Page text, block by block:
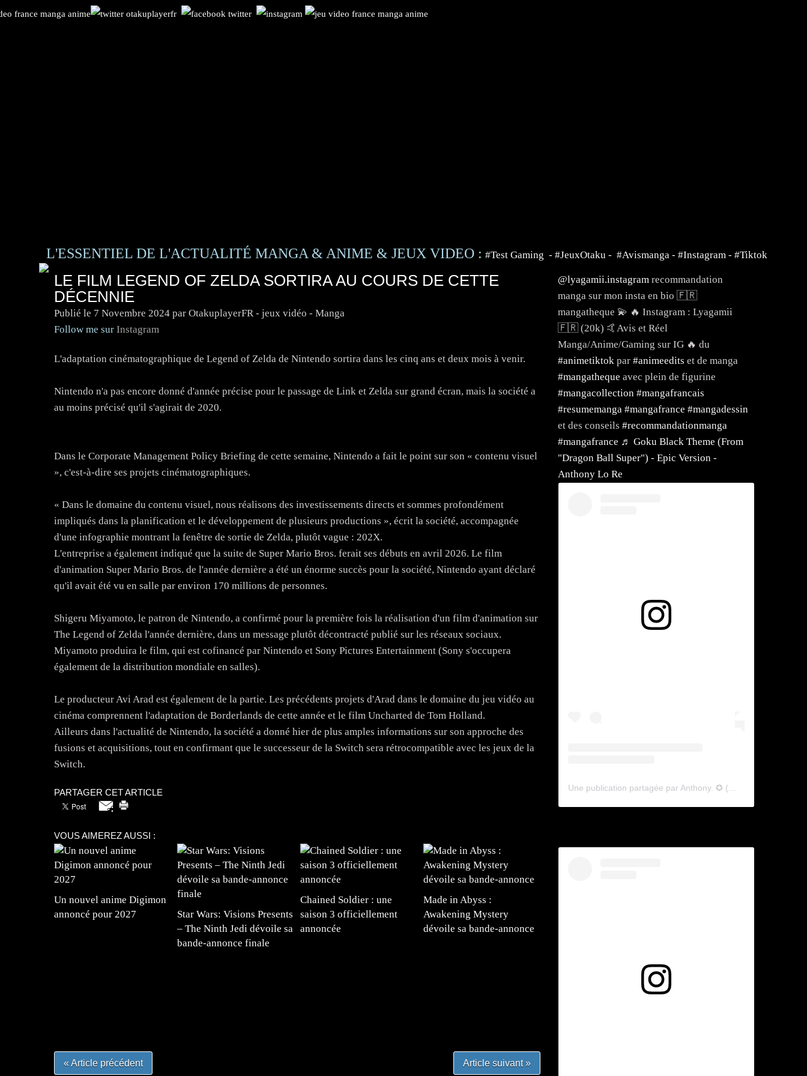
L'ESSENTIEL DE L'ACTUALITÉ MANGA & ANIME & JEUX VIDEO : #Test Gaming - #JeuxOtaku - #Avismanga - #Instagram - #Tiktok
LE FILM LEGEND OF ZELDA SORTIRA AU COURS DE CETTE
DÉCENNIE
Publié le 7 Novembre 2024par OtakuplayerFR - jeux vidéo - Manga
Follow me sur Instagram
L'adaptation cinématographique de Legend of Zelda de Nintendo sortira dans les cinq ans et deux mois à venir.
Nintendo n'a pas encore donné d'année précise pour le passage de Link et Zelda sur grand écran, mais la société a
au moins précisé qu'il s'agirait de 2020.
Dans le Corporate Management Policy Briefing de cette semaine, Nintendo a fait le point sur son « contenu visuel
», c'est-à-dire ses projets cinématographiques.
« Dans le domaine du contenu visuel, nous réalisons des investissements directs et sommes profondément
impliqués dans la planification et le développement de plusieurs productions », écrit la société, accompagnée
d'une infographie montrant la fenêtre de sortie de Zelda, plutôt vague : 202X.
L'entreprise a également indiqué que la suite de Super Mario Bros. ferait ses débuts en avril 2026. Le film
d'animation Super Mario Bros. de l'année dernière a été un énorme succès pour la société, Nintendo ayant déclaré
qu'il avait été vu en salle par environ 170 millions de personnes.
Shigeru Miyamoto, le patron de Nintendo, a confirmé pour la première fois la réalisation d'un film d'animation sur
The Legend of Zelda l'année dernière, dans un message plutôt décontracté publié sur les réseaux sociaux.
Miyamoto produira le film, qui est cofinancé par Nintendo et Sony Pictures Entertainment (Sony s'occupera
également de la distribution mondiale en salles).
Le producteur Avi Arad est également de la partie. Les précédents projets d'Arad dans le domaine du jeu vidéo au
cinéma comprennent l'adaptation de Borderlands de cette année et le film Uncharted de Tom Holland.
Ailleurs dans l'actualité de Nintendo, la société a donné hier de plus amples informations sur son approche des
fusions et acquisitions, tout en confirmant que le successeur de la Switch sera rétrocompatible avec les jeux de la
Switch.
PARTAGER CET ARTICLE
VOUS AIMEREZ AUSSI :
Un nouvel anime Digimon
annoncé pour 2027
Star Wars: Visions Presents
– The Ninth Jedi dévoile sa
bande-annonce finale
Chained Soldier : une
saison 3 officiellement
annoncée
Made in Abyss :
Awakening Mystery
dévoile sa bande-annonce
« Article précédent Article suivant »
@lyagamii.instagram recommandation
manga sur mon insta en bio 🇫🇷
mangatheque 💫 🔥 Instagram : Lyagamii
🇫🇷 (20k) 🤙Avis et Réel
Manga/Anime/Gaming sur IG 🔥 du
#animetiktok par #animeedits et de manga
#mangatheque avec plein de figurine
#mangacollection #mangafrancais
#resumemanga #mangafrance #mangadessin
et des conseils #recommandationmanga
#mangafrance ♬ Goku Black Theme (From
"Dragon Ball Super") - Epic Version -
Anthony Lo Re